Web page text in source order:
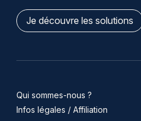
Je découvre les solutions
Qui sommes-nous ?
Infos légales / Affiliation